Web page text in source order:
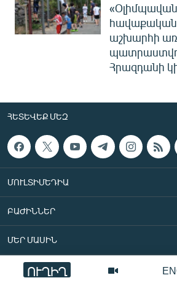
ՈՒՂԻՂ
աշխարհի
Հրազդանի
ՀԵՏԵՎԵՔ ՄԵԶ
ՄՈՒԼՏԻՄԵԴԻԱ
ԲԱԺԻՆՆԵՐ
ՄԵՐ ՄԱՍԻՆ
«Ազատ Եվրոպա/